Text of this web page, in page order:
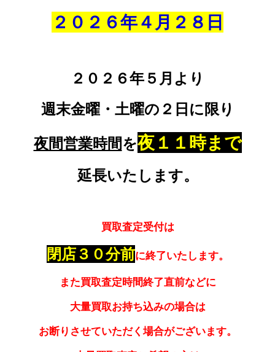
２０２６年４月２８ 日
２０２６年５月より
週末金曜・土曜の２日に限り
夜間営業時間を夜１１時まで
延長いたします。
買取査定受付は
閉店３０分前に終了いたします。
また買取査定時間終了直前などに
大量買取お持ち込みの場合は
お断りさせていただく場合がございます。